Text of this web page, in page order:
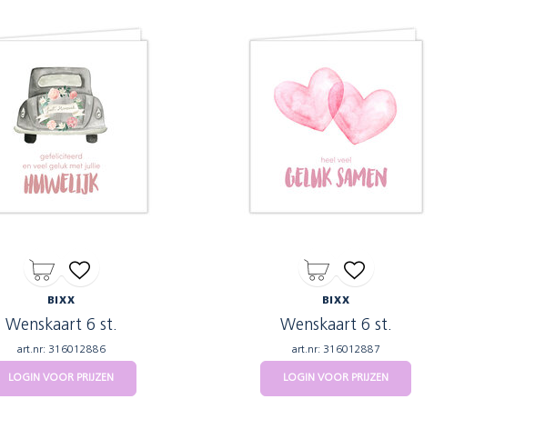
BIXX
Wenskaart 6 st.
art.nr: 316012886
LOGIN VOOR PRIJZEN
BIXX
Wenskaart 6 st.
art.nr: 316012887
LOGIN VOOR PRIJZEN